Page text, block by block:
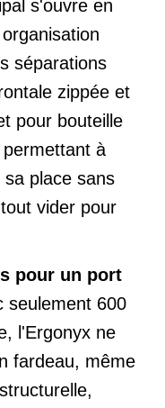
s'ouvre en
séparations
zippée et
pour bouteille
à
place sans
vider pour
pour un port
seulement 600
l'Ergonyx ne
fardeau, même